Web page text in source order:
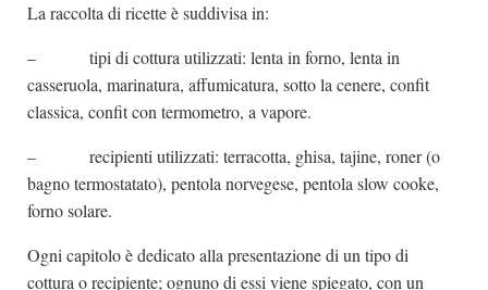
La raccolta di ricette è suddivisa in:
– tipi di cottura utilizzati: lenta in forno, lenta in
casseruola, marinatura, affumicatura, sotto la cenere, confit
classica, confit con termometro, a vapore.
– recipienti utilizzati: terracotta, ghisa, tajine, roner (o
bagno termostatato), pentola norvegese, pentola slow cooke,
forno solare.
Ogni capitolo è dedicato alla presentazione di un tipo di
cottura o recipiente; ognuno di essi viene spiegato, con un